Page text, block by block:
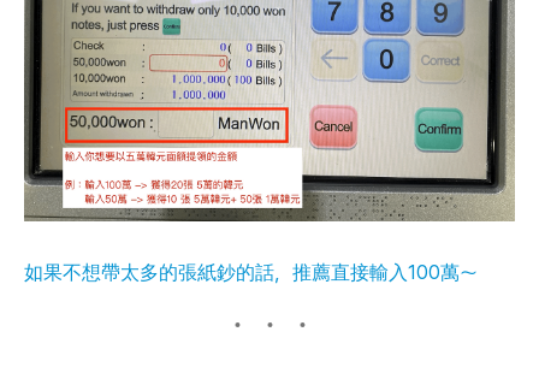
如果不想帶太多的張紙鈔的話，推薦直接輸入100萬～